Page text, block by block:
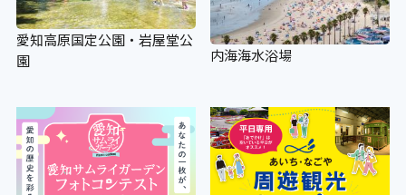
愛知高原国定公園・岩屋堂公
園
内海海水浴場